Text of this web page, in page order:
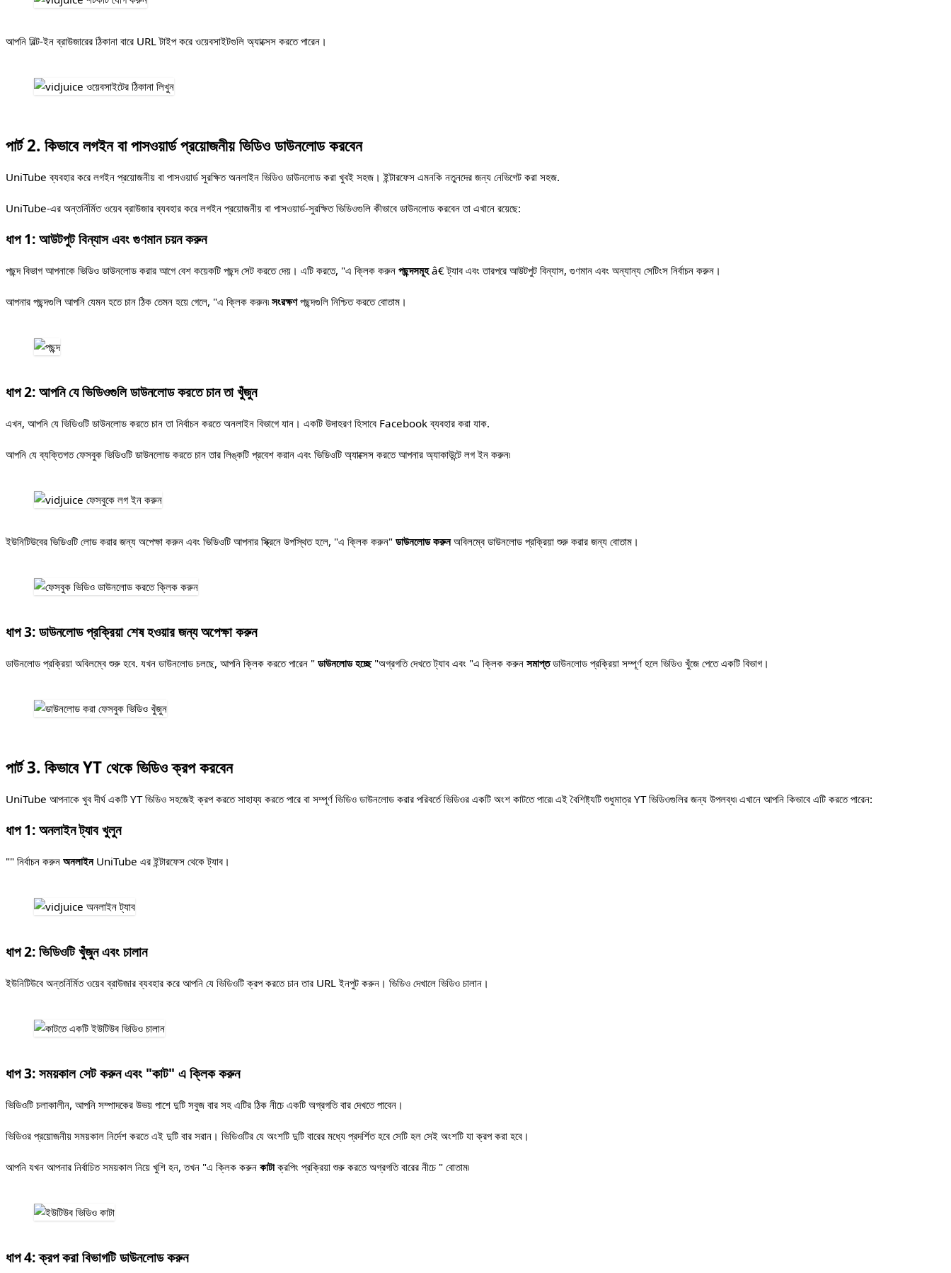
আপনি বিল্ট-ইন ব্রাউজারের ঠিকানা বারে URL টাইপ করে ওয়েবসাইটগুলি অ্যাক্সেস করতে পারেন।
পার্ট 2. কিভাবে লগইন বা পাসওয়ার্ড প্রয়োজনীয় ভিডিও ডাউনলোড করবেন
UniTube ব্যবহার করে লগইন প্রয়োজনীয় বা পাসওয়ার্ড সুরক্ষিত অনলাইন ভিডিও ডাউনলোড করা খুবই সহজ। ইন্টারফেস এমনকি নতুনদের জন্য নেভিগেট করা সহজ.
UniTube-এর অন্তর্নির্মিত ওয়েব ব্রাউজার ব্যবহার করে লগইন প্রয়োজনীয় বা পাসওয়ার্ড-সুরক্ষিত ভিডিওগুলি কীভাবে ডাউনলোড করবেন তা এখানে রয়েছে:
ধাপ 1: আউটপুট বিন্যাস এবং গুণমান চয়ন করুন
পছন্দ বিভাগ আপনাকে ভিডিও ডাউনলোড করার আগে বেশ কয়েকটি পছন্দ সেট করতে দেয়। এটি করতে, "এ ক্লিক করুন পছন্দসমূহâ€ ট্যাব এবং তারপরে আউটপুট বিন্যাস, গুণমান এবং অন্যান্য সেটিংস নির্বাচন করুন।
আপনার পছন্দগুলি আপনি যেমন হতে চান ঠিক তেমন হয়ে গেলে, "এ ক্লিক করুন৷ সংরক্ষণপছন্দগুলি নিশ্চিত করতে বোতাম।
ধাপ 2: আপনি যে ভিডিওগুলি ডাউনলোড করতে চান তা খুঁজুন
এখন, আপনি যে ভিডিওটি ডাউনলোড করতে চান তা নির্বাচন করতে অনলাইন বিভাগে যান। একটি উদাহরণ হিসাবে Facebook ব্যবহার করা যাক.
আপনি যে ব্যক্তিগত ফেসবুক ভিডিওটি ডাউনলোড করতে চান তার লিঙ্কটি প্রবেশ করান এবং ভিডিওটি অ্যাক্সেস করতে আপনার অ্যাকাউন্টে লগ ইন করুন৷
ইউনিটিউবের ভিডিওটি লোড করার জন্য অপেক্ষা করুন এবং ভিডিওটি আপনার স্ক্রিনে উপস্থিত হলে, "এ ক্লিক করুন" ডাউনলোড করুনঅবিলম্বে ডাউনলোড প্রক্রিয়া শুরু করার জন্য বোতাম।
ধাপ 3: ডাউনলোড প্রক্রিয়া শেষ হওয়ার জন্য অপেক্ষা করুন
ডাউনলোড প্রক্রিয়া অবিলম্বে শুরু হবে. যখন ডাউনলোড চলছে, আপনি ক্লিক করতে পারেন " ডাউনলোড হচ্ছে"অগ্রগতি দেখতে ট্যাব এবং "এ ক্লিক করুন সমাপ্তডাউনলোড প্রক্রিয়া সম্পূর্ণ হলে ভিডিও খুঁজে পেতে একটি বিভাগ।
পার্ট 3. কিভাবে YT থেকে ভিডিও ক্রপ করবেন
UniTube আপনাকে খুব দীর্ঘ একটি YT ভিডিও সহজেই ক্রপ করতে সাহায্য করতে পারে বা সম্পূর্ণ ভিডিও ডাউনলোড করার পরিবর্তে ভিডিওর একটি অংশ কাটতে পারে৷ এই বৈশিষ্ট্যটি শুধুমাত্র YT ভিডিওগুলির জন্য উপলব্ধ৷ এখানে আপনি কিভাবে এটি করতে পারেন:
ধাপ 1: অনলাইন ট্যাব খুলুন
"" নির্বাচন করুন অনলাইনUniTube এর ইন্টারফেস থেকে ট্যাব।
ধাপ 2: ভিডিওটি খুঁজুন এবং চালান
ইউনিটিউবে অন্তর্নির্মিত ওয়েব ব্রাউজার ব্যবহার করে আপনি যে ভিডিওটি ক্রপ করতে চান তার URL ইনপুট করুন। ভিডিও দেখালে ভিডিও চালান।
ধাপ 3: সময়কাল সেট করুন এবং "কাট" এ ক্লিক করুন
ভিডিওটি চলাকালীন, আপনি সম্পাদকের উভয় পাশে দুটি সবুজ বার সহ এটির ঠিক নীচে একটি অগ্রগতি বার দেখতে পাবেন।
ভিডিওর প্রয়োজনীয় সময়কাল নির্দেশ করতে এই দুটি বার সরান। ভিডিওটির যে অংশটি দুটি বারের মধ্যে প্রদর্শিত হবে সেটি হল সেই অংশটি যা ক্রপ করা হবে।
আপনি যখন আপনার নির্বাচিত সময়কাল নিয়ে খুশি হন, তখন "এ ক্লিক করুন কাটাক্রপিং প্রক্রিয়া শুরু করতে অগ্রগতি বারের নীচে " বোতাম৷
ধাপ 4: ক্রপ করা বিভাগটি ডাউনলোড করুন